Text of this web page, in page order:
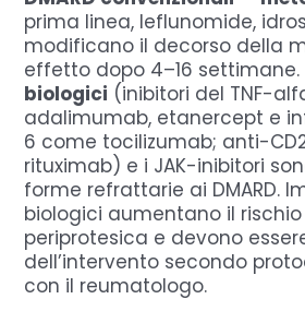
prima linea, leflunomide,
modificano il decorso della
effetto dopo 4–16 settimane.
biologici (inibitori del TNF-
adalimumab, etanercept e
6 come tocilizumab; anti-
rituximab) e i JAK-inibitori
forme refrattarie ai DMARD.
biologici aumentano il
periprotesica e devono
dell’intervento secondo
con il reumatologo.